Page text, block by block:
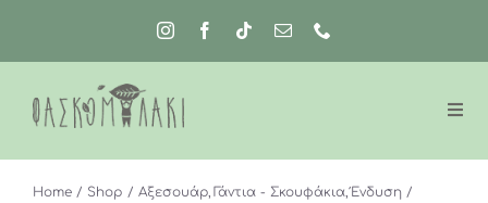
περιεχόμενο
Home Shop Αξεσουάρ Γάντια - Σκουφάκια Ένδυση